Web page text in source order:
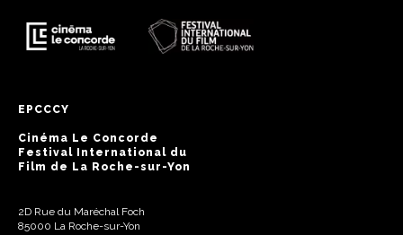
EPCCCY
Cinéma Le Concorde
Festival International du
Film de La Roche-sur-Yon
2D Rue du Maréchal Foch
85000 La Roche-sur-Yon